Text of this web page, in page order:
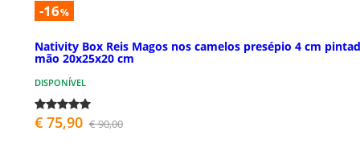
-16%
Nativity Box Reis Magos nos camelos presépio 4 cm
mão 20x25x20 cm
DISPONÍVEL
€ 75,90 € 90,00